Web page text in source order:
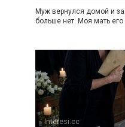
Муж вернулся домой и
больше нет. Моя мать его
Interesi.cc